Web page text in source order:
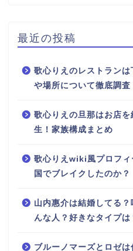
最近の投稿
歌心りえのレストラン
や場所について徹底調査
歌心りえの旦那はお店
生！家族構成まとめ
歌心りえwiki風プロフィ
国でブレイクしたのか？
山内惠介は結婚してる
んな人？好きなタイプは
ブルーノマーズとロゼ